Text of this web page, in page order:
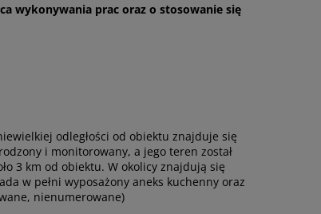
wykonywania prac oraz o stosowanie się
odległości od obiektu znajduje się
i monitorowany, a jego teren został
3 km od obiektu. W okolicy znajdują się
w pełni wyposażony aneks kuchenny oraz
nienumerowane)